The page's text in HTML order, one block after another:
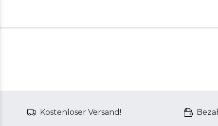
Kostenloser Versand!